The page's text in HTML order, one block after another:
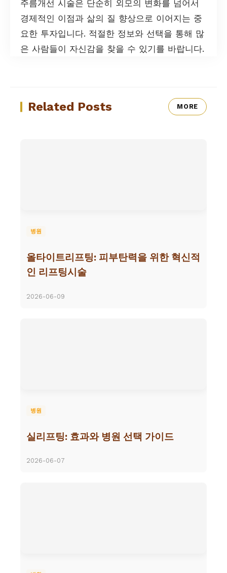
주름개선 시술은 단순히 외모의 변화를 넘어서
경제적인 이점과 삶의 질 향상으로 이어지는 중
요한 투자입니다. 적절한 정보와 선택을 통해 많
은 사람들이 자신감을 찾을 수 있기를 바랍니다.
Related Posts MORE
병원
올타이트리프팅: 피부탄력을 위한 혁신적
인 리프팅시술
2026-06-09
병원
실리프팅: 효과와 병원 선택 가이드
2026-06-07